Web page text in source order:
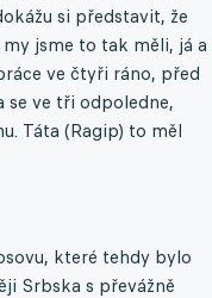
si představit, že
jsme to tak měli, já a
ve čtyři ráno, před
ve tři odpoledne,
Táta (Ragip) to měl
které tehdy bylo
Srbska s převážně